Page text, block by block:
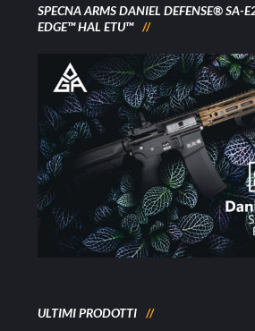
SPECNA ARMS DANIEL DEFENSE® SA-
EDGE™ HAL ETU™
ULTIMI PRODOTTI